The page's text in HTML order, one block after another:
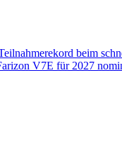
beim
V7E für 2027